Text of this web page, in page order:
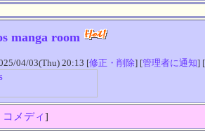
manga room
04/03(Thu) 20:13 [修正・削除] [管理者に通知] [
メディ]